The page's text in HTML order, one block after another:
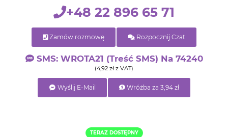
+48 22 896 65 71
Zamów rozmowę Rozpocznij Czat
SMS: WROTA21 (treść SMS) Na 74240
(4,92 zł z VAT)
Wyślij E-Mail Wróżba za 3,94 zł
TERAZ DOSTĘPNY